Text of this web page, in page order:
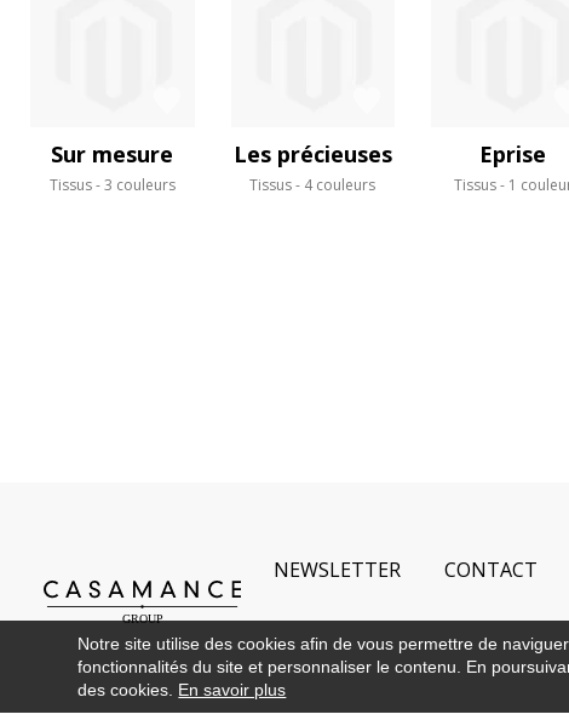
Sur mesure
Tissus 3 couleurs
Les précieuses
Tissus 4 couleurs
Eprise
Tissus 1
NEWSLETTER CONTACT
Notre site utilise des cookies afin de vous permettre de
fonctionnalités du site et personnaliser le contenu. En
des cookies. En savoir plus